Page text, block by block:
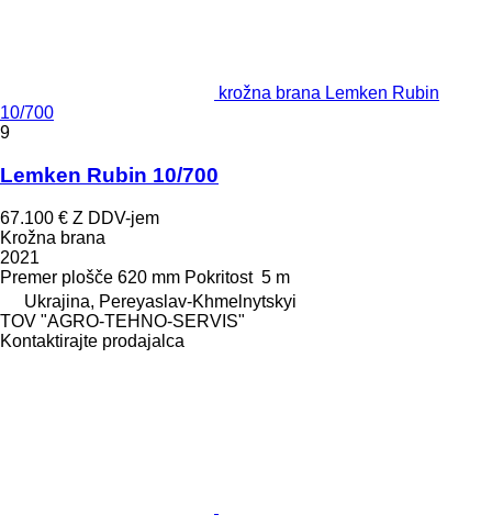
krožna brana Lemken Rubin
10/700
9
Lemken Rubin 10/700
67.100 € Z DDV-jem
Krožna brana
2021
Premer plošče 620 mm Pokritost 5 m
Ukrajina, Pereyaslav-Khmelnytskyi
TOV "AGRO-TEHNO-SERVIS"
Kontaktirajte prodajalca